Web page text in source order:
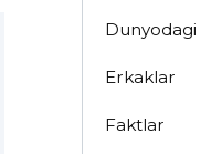
Dunyodagi
Erkaklar
Faktlar